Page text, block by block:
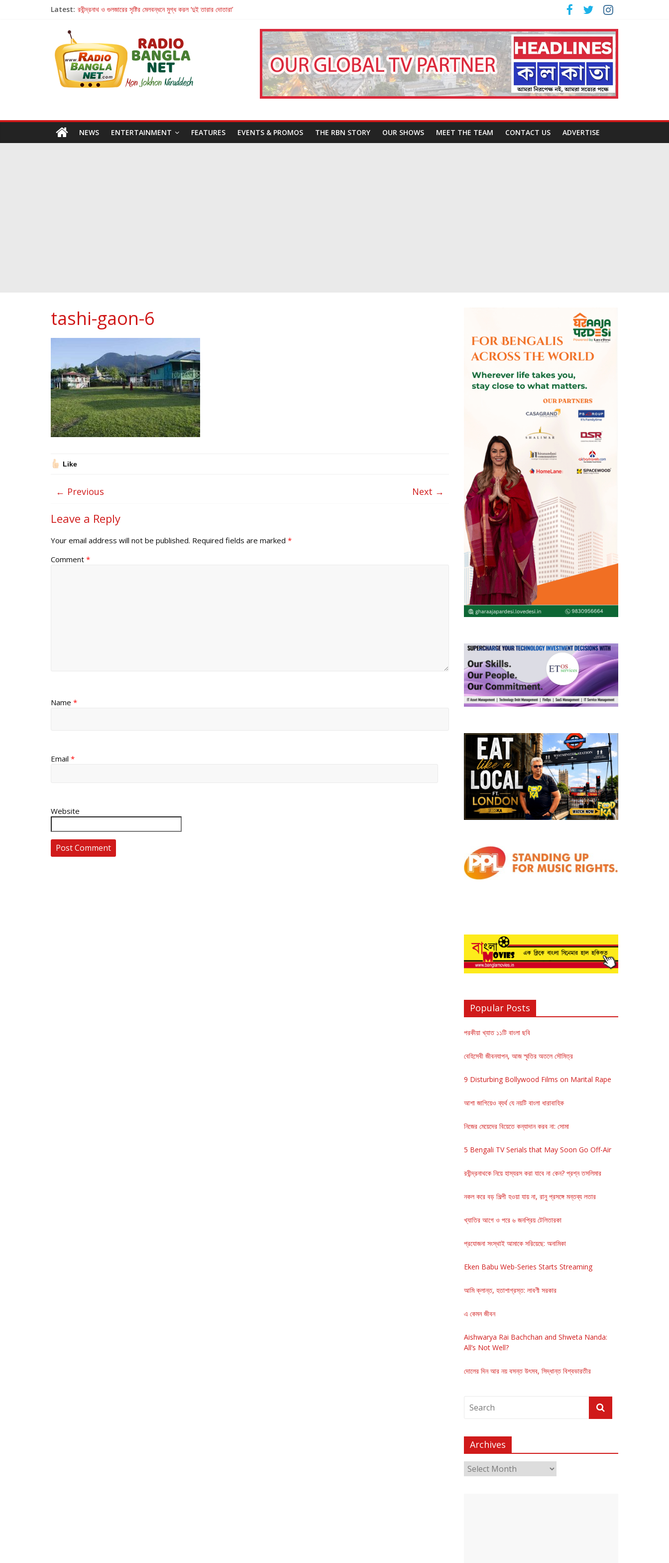
Latest: রবীন্দ্রনাথ ও গুলজারের সৃষ্টির মেলবন্ধনে মুগ্ধ করল ‘দুই তারার দোতারা’
Retribution: A Thought-Provoking Short Film That Challenges Our Understanding of Justice
হাওয়া বদলের টলিউডে ‘তুমি এলে তাই’
NEWS ENTERTAINMENT FEATURES EVENTS & PROMOS THE RBN STORY OUR SHOWS MEET THE TEAM CONTACT US ADVERTISE
tashi-gaon-6
Like
← Previous Next →
Leave a Reply
Your email address will not be published. Required fields are marked *
Comment *
Name *
Email *
Website
Popular Posts
পরকীয়া খ্যাত ১১টি বাংলা ছবি
বেহিসেবী জীবনযাপন, আজ স্মৃতির অতলে সৌমিত্র
9 Disturbing Bollywood Films on Marital Rape
আশা জাগিয়েও ব্যর্থ যে নয়টি বাংলা ধারাবাহিক
নিজের মেয়েদের বিয়েতে কন্যাদান করব না: সোমা
5 Bengali TV Serials that May Soon Go Off-Air
রবীন্দ্রনাথকে নিয়ে হাস্যরস করা যাবে না কেন? প্রশ্ন তসলিমার
নকল করে বড় শিল্পী হওয়া যায় না, রানু প্রসঙ্গে মন্তব্য লতার
খ্যাতির আগে ও পরে ৬ জনপ্রিয় টেলিতারকা
প্রযোজনা সংস্থাই আমাকে সরিয়েছে: অনামিকা
Eken Babu Web-Series Starts Streaming
আমি ক্লান্ত, হতাশাগ্রস্ত: লাবণী সরকার
এ কেমন জীবন
Aishwarya Rai Bachchan and Shweta Nanda:
All’s Not Well?
দোলের দিন আর নয় বসন্ত উৎসব, সিদ্ধান্ত বিশ্বভারতীর
Archives